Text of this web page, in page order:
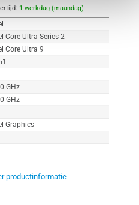
1 werkdag (maandag)
Core Ultra Series 2
Core Ultra 9
GHz
GHz
Graphics
productinformatie